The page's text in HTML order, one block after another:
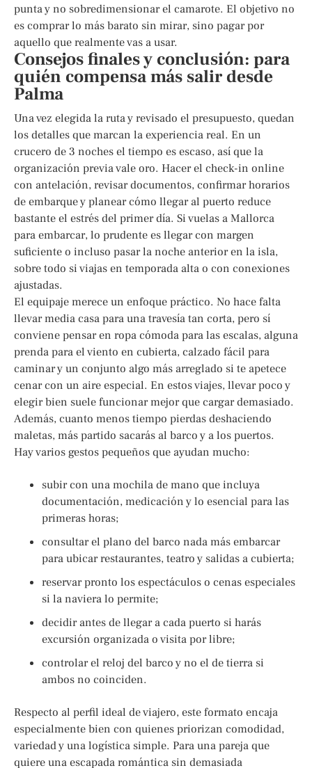
punta y no sobredimensionar el camarote. El objetivo no
es comprar lo más barato sin mirar, sino pagar por
aquello que realmente vas a usar.
Consejos finales y conclusión: para
quién compensa más salir desde
Palma
Una vez elegida la ruta y revisado el presupuesto, quedan
los detalles que marcan la experiencia real. En un
crucero de 3 noches el tiempo es escaso, así que la
organización previa vale oro. Hacer el check-in online
con antelación, revisar documentos, confirmar horarios
de embarque y planear cómo llegar al puerto reduce
bastante el estrés del primer día. Si vuelas a Mallorca
para embarcar, lo prudente es llegar con margen
suficiente o incluso pasar la noche anterior en la isla,
sobre todo si viajas en temporada alta o con conexiones
ajustadas.
El equipaje merece un enfoque práctico. No hace falta
llevar media casa para una travesía tan corta, pero sí
conviene pensar en ropa cómoda para las escalas, alguna
prenda para el viento en cubierta, calzado fácil para
caminar y un conjunto algo más arreglado si te apetece
cenar con un aire especial. En estos viajes, llevar poco y
elegir bien suele funcionar mejor que cargar demasiado.
Además, cuanto menos tiempo pierdas deshaciendo
maletas, más partido sacarás al barco y a los puertos.
Hay varios gestos pequeños que ayudan mucho:
subir con una mochila de mano que incluya
documentación, medicación y lo esencial para las
primeras horas;
consultar el plano del barco nada más embarcar
para ubicar restaurantes, teatro y salidas a cubierta;
reservar pronto los espectáculos o cenas especiales
si la naviera lo permite;
decidir antes de llegar a cada puerto si harás
excursión organizada o visita por libre;
controlar el reloj del barco y no el de tierra si
ambos no coinciden.
Respecto al perfil ideal de viajero, este formato encaja
especialmente bien con quienes priorizan comodidad,
variedad y una logística simple. Para una pareja que
quiere una escapada romántica sin demasiada